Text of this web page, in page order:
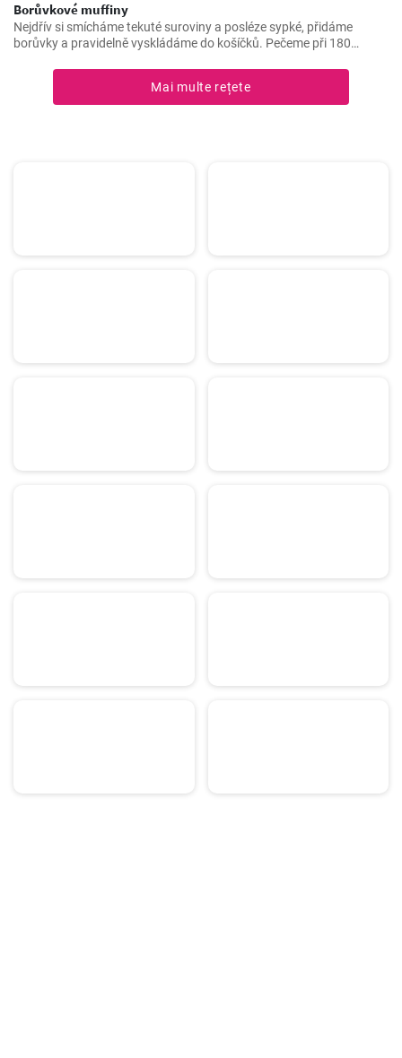
Borůvkové muffiny
Nejdřív si smícháme tekuté suroviny a posléze sypké, přidáme
borůvky a pravidelně vyskládáme do košíčků. Pečeme při 180
Mai multe rețete